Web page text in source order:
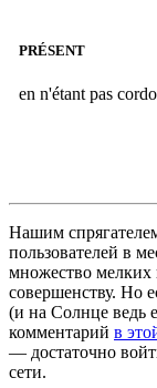
PRÉSENT
en n'étant pas
Нашим
пользователей в
множество мелких
совершенству. Но
(и на Солнце ведь
комментарий в
— достаточно
сети.